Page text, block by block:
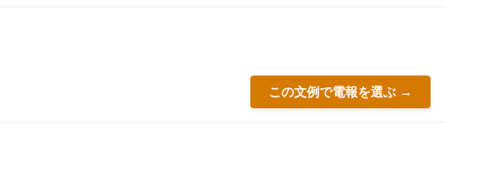
この文例で電報を選ぶ →